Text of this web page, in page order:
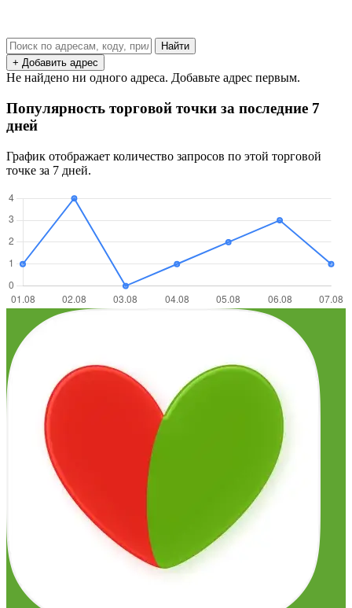
Найти
+ Добавить адрес
Не найдено ни одного адреса. Добавьте адрес первым.
Популярность торговой точки за последние 7
дней
График отображает количество запросов по этой торговой
точке за 7 дней.